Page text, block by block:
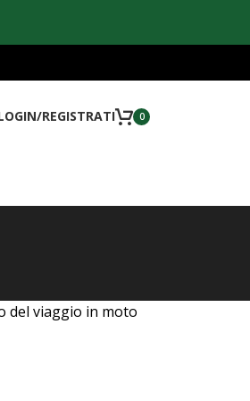
REGISTRATI 0
del viaggio in moto